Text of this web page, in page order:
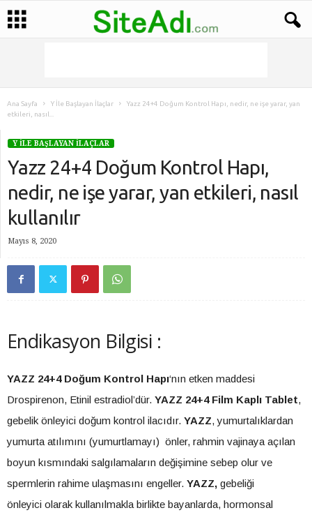
Ana Sayfa Y İle Başlayan İlaçlar
Yazz 24+4 Doğum Kontrol Hapı, nedir, ne işe yarar, yan
etkileri, nasıl...
Y İLE BAŞLAYAN İLAÇLAR
Yazz 24+4 Doğum Kontrol Hapı,
nedir, ne işe yarar, yan etkileri, nasıl
kullanılır
Mayıs 8, 2020
Endikasyon Bilgisi :
YAZZ 24+4 Doğum Kontrol Hapı‘nın etken maddesi
Drospirenon, Etinil estradiol’dür. YAZZ 24+4 Film Kaplı Tablet,
gebelik önleyici doğum kontrol ilacıdır. YAZZ, yumurtalıklardan
yumurta atılımını (yumurtlamayı) önler, rahmin vajinaya açılan
boyun kısmındaki salgılamaların değişimine sebep olur ve
spermlerin rahime ulaşmasını engeller. YAZZ, gebeliği
önleyici olarak kullanılmakla birlikte bayanlarda, hormonsal